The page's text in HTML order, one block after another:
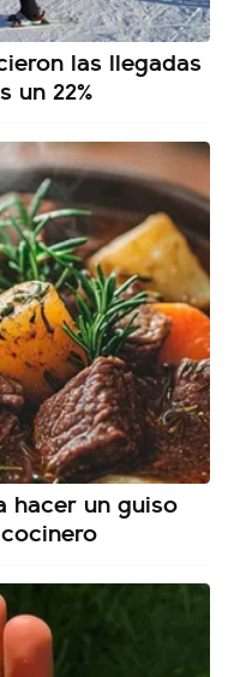
las llegadas
un 22%
hacer un guiso